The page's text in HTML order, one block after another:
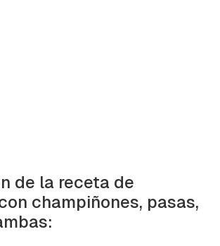
de la receta de
champiñones, pasas,